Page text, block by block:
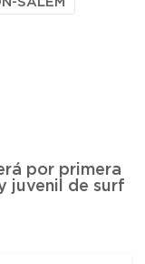
por primera
juvenil de surf